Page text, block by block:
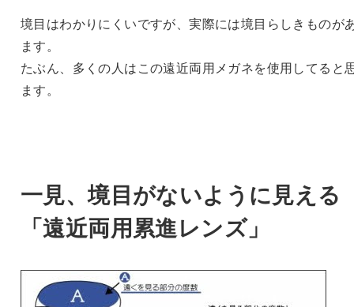
境目はわかりにくいですが、実際には境目らしきものが
ます。
たぶん、多くの人はこの遠近両用メガネを使用してると
ます。
一見、境目がないように見える
「遠近両用累進レンズ」